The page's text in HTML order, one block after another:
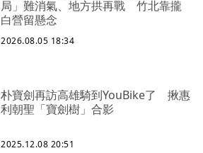
局」難消氣、地方拱再戰 竹北靠攏
白營留懸念
2026.08.05 18:34
朴寶劍再訪高雄騎到YouBike了 揪惠
利朝聖「寶劍樹」合影
2025.12.08 20:51